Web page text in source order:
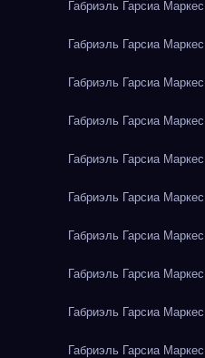
Габриэль Гарсиа
Габриэль Гарсиа
Габриэль Гарсиа
Габриэль Гарсиа
Габриэль Гарсиа
Габриэль Гарсиа
Габриэль Гарсиа
Габриэль Гарсиа
Габриэль Гарсиа
Габриэль Гарсиа